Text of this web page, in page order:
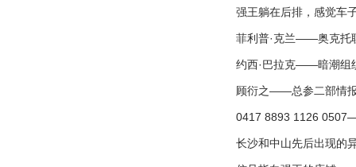
强王躺在后排，感觉车
菲利普·克兰——奥克托
约西·巴拉克——暗潮组
顾衍之——总参二部情
0417 8893 1126
长沙和中山先后出现的